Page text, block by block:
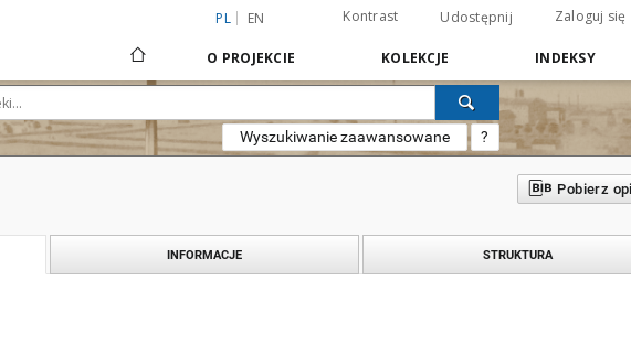
PL EN Kontrast Udostępnij Zaloguj się
O PROJEKCIE KOLEKCJE INDEKSY
Wyszukiwanie zaawansowane ?
Pobierz
INFORMACJE STRUKTURA